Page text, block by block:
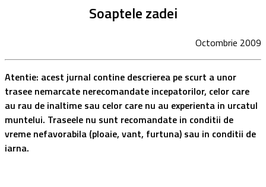
Soaptele zadei
Octombrie 2009
Atentie: acest jurnal contine descrierea pe scurt a unor
trasee nemarcate nerecomandate incepatorilor, celor care
au rau de inaltime sau celor care nu au experienta in urcatul
muntelui. Traseele nu sunt recomandate in conditii de
vreme nefavorabila (ploaie, vant, furtuna) sau in conditii de
iarna.